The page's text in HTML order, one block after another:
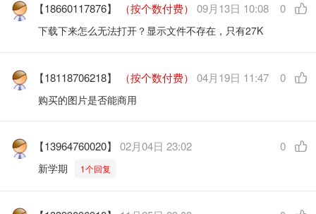
【18660117876】 （按个数付费） 09月13日 10:08 0
下载下来怎么无法打开？显示文件不存在，只有27K
【18118706218】 （按个数付费） 04月19日 11:47 0
购买的图片是否能商用
【13964760020】02月04日 23:02 0
新学期 1个回复